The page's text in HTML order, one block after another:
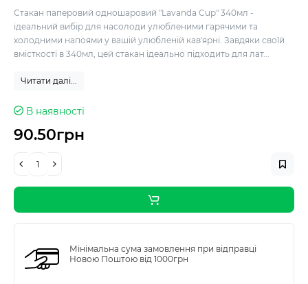
Стакан паперовий одношаровий "Lavanda Cup" 340мл -
ідеальний вибір для насолоди улюбленими гарячими та
холодними напоями у вашій улюбленій кав'ярні. Завдяки своїй
вмісткості в 340мл, цей стакан ідеально підходить для лат...
Читати далі...
В наявності
90.50грн
Мінімальна сума замовлення при відправці
Новою Поштою від 1000грн